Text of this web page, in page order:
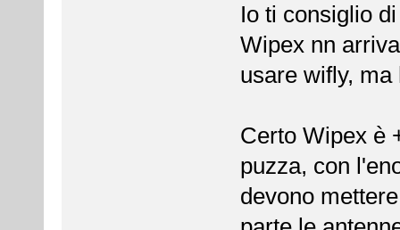
Io ti consiglio
Wipex nn
usare wifly,
Certo Wipex è
puzza, con
devono